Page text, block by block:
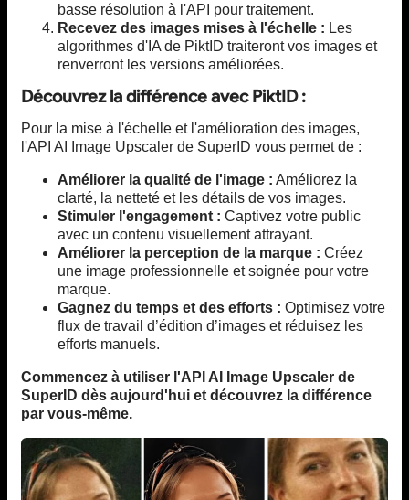
basse résolution à l'API pour traitement.
Recevez des images mises à l'échelle : Les
algorithmes d'IA de PiktID traiteront vos images et
renverront les versions améliorées.
Découvrez la différence avec PiktID :
Pour la mise à l'échelle et l'amélioration des images,
l'API AI Image Upscaler de SuperID vous permet de :
Améliorer la qualité de l'image : Améliorez la
clarté, la netteté et les détails de vos images.
Stimuler l'engagement : Captivez votre public
avec un contenu visuellement attrayant.
Améliorer la perception de la marque : Créez
une image professionnelle et soignée pour votre
marque.
Gagnez du temps et des efforts : Optimisez votre
flux de travail d’édition d’images et réduisez les
efforts manuels.
Commencez à utiliser l'API AI Image Upscaler de
SuperID dès aujourd'hui et découvrez la différence
par vous-même.